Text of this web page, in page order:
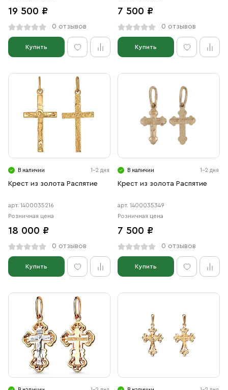
19 500 ₽
0 отзывов
Купить
7 500 ₽
0 отзывов
Купить
В наличии 1-2 дня
Крест из золота Распятие
арт. 1400035216
Розничная цена
18 000 ₽
0 отзывов
Купить
В наличии 1-2 дня
Крест из золота Распятие
арт. 1400035349
Розничная цена
7 500 ₽
0 отзывов
Купить